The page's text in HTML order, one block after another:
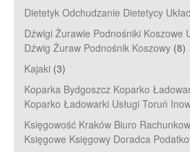
Dietetyk Odchudzanie Dietetycy
Dźwigi Żurawie Podnośniki Koszowe
Dźwig Żuraw Podnośnik Koszowy (8)
Kajaki (3)
Koparka Bydgoszcz Koparko
Koparko Ładowarki Usługi Toruń
Księgowość Kraków Biuro
Księgowe Księgowy Doradca